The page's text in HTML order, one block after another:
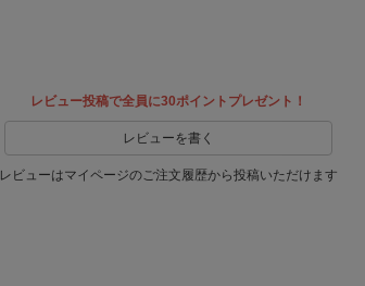
レビュー投稿で全員に30ポイントプレゼント！
レビューを書く
レビューはマイページのご注文履歴から投稿いただけます